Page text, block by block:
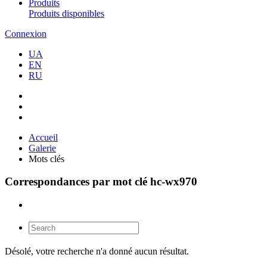
Produits
Produits disponibles
Connexion
UA
EN
RU
Accueil
Galerie
Mots clés
Correspondances par mot clé hc-wx970
Désolé, votre recherche n'a donné aucun résultat.